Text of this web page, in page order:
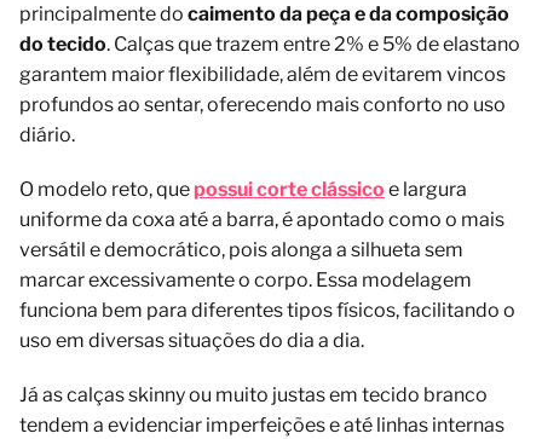
principalmente do caimento da peça e da composição
do tecido. Calças que trazem entre 2% e 5% de elastano
garantem maior flexibilidade, além de evitarem vincos
profundos ao sentar, oferecendo mais conforto no uso
diário.
O modelo reto, que possui corte clássico e largura
uniforme da coxa até a barra, é apontado como o mais
versátil e democrático, pois alonga a silhueta sem
marcar excessivamente o corpo. Essa modelagem
funciona bem para diferentes tipos físicos, facilitando o
uso em diversas situações do dia a dia.
Já as calças skinny ou muito justas em tecido branco
tendem a evidenciar imperfeições e até linhas internas